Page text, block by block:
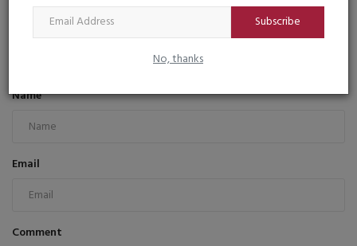
Subscribe
No, thanks
saurashtrabhoomi Dec 15, 2025 0
FACEBOOK COMMENTS
Name
Email
Comment